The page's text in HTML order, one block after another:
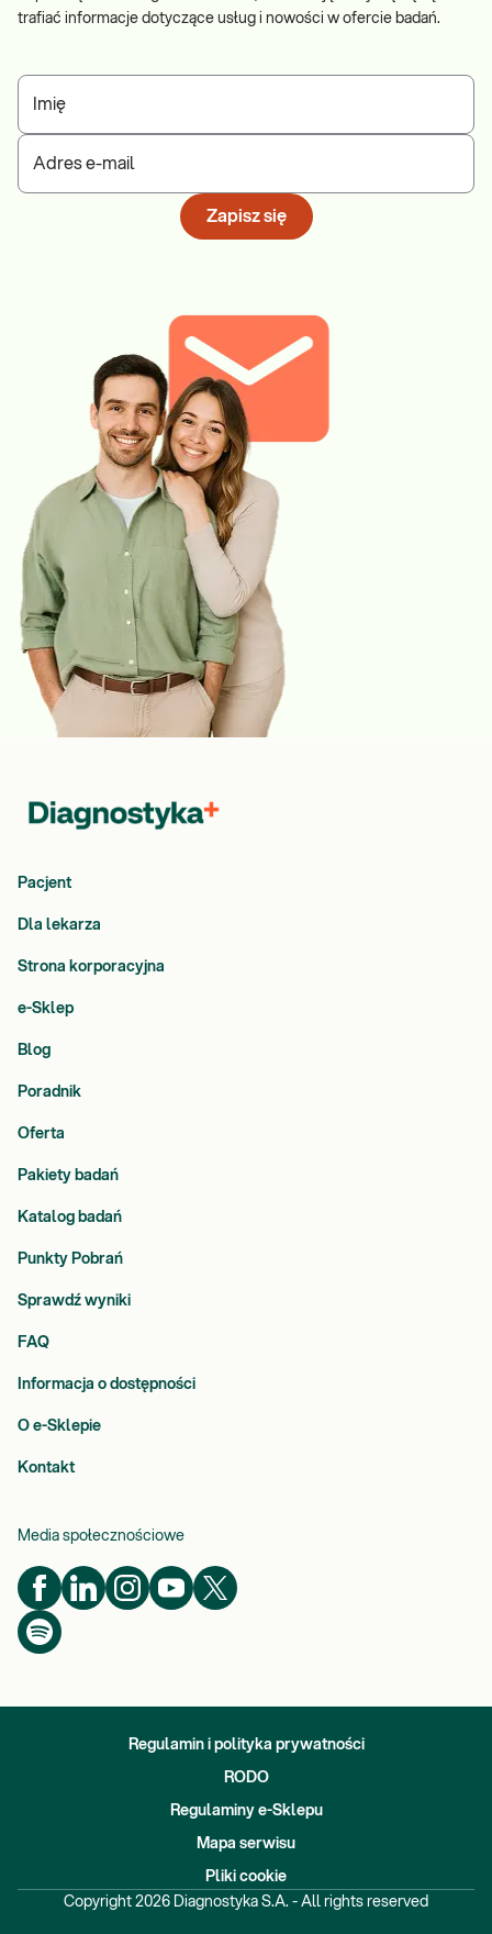
trafiać informacje dotyczące usług i nowości w ofercie badań.
Imię
Adres e-mail
Zapisz się
Pacjent
Dla lekarza
Strona korporacyjna
e-Sklep
Blog
Poradnik
Oferta
Pakiety badań
Katalog badań
Punkty Pobrań
Sprawdź wyniki
FAQ
Informacja o dostępności
O e-Sklepie
Kontakt
Media społecznościowe
Regulamin i polityka prywatności
RODO
Regulaminy e-Sklepu
Mapa serwisu
Pliki cookie
Copyright 2026 Diagnostyka S.A. - All rights reserved